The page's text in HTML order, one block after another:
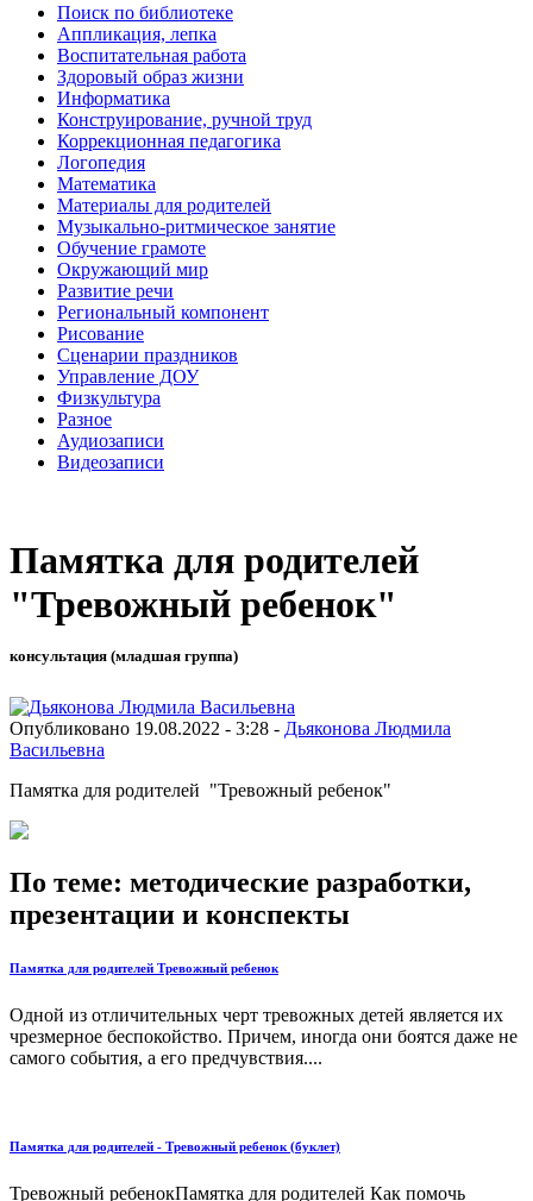
Поиск по библиотеке
Аппликация, лепка
Воспитательная работа
Здоровый образ жизни
Информатика
Конструирование, ручной труд
Коррекционная педагогика
Логопедия
Математика
Материалы для родителей
Музыкально-ритмическое занятие
Обучение грамоте
Окружающий мир
Развитие речи
Региональный компонент
Рисование
Сценарии праздников
Управление ДОУ
Физкультура
Разное
Аудиозаписи
Видеозаписи
Памятка для родителей
"Тревожный ребенок"
консультация (младшая группа)
Опубликовано 19.08.2022 - 3:28 - Дьяконова Людмила
Васильевна
Памятка для родителей "Тревожный ребенок"
По теме: методические разработки,
презентации и конспекты
Памятка для родителей Тревожный ребенок
Одной из отличительных черт тревожных детей является их
чрезмерное беспокойство. Причем, иногда они боятся даже не
самого события, а его предчувствия....
Памятка для родителей - Тревожный ребенок (буклет)
Тревожный ребенокПамятка для родителей Как помочь